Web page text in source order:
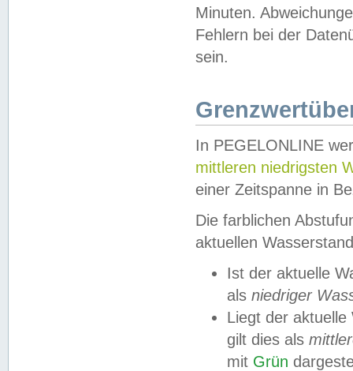
Minuten.
Fehlern bei der
sein.
In PEGELONLINE
mittleren niedrigsten
einer Zeitspanne in
Die farblichen
aktuellen
Ist der aktuelle
als niedriger
Liegt der
gilt dies als
mit Grün